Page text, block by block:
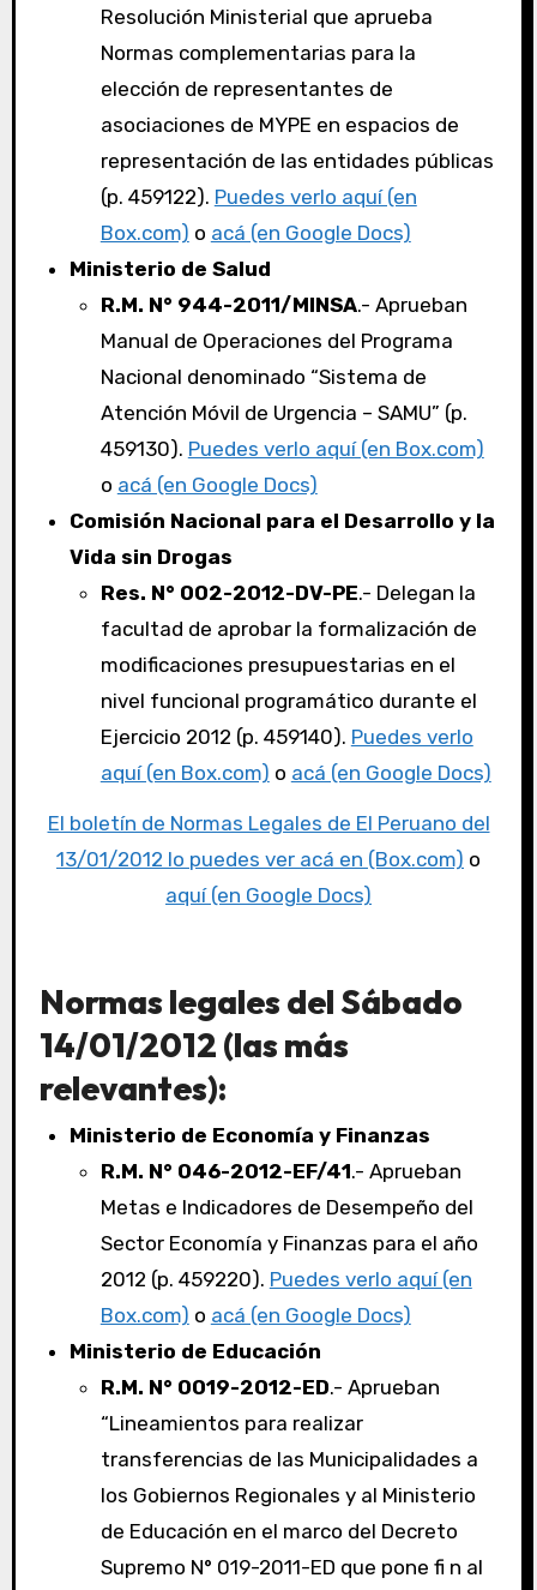
Resolución Ministerial que aprueba
Normas complementarias para la
elección de representantes de
asociaciones de MYPE en espacios de
representación de las entidades públicas
(p. 459122). Puedes verlo aquí (en
Box.com) o acá (en Google Docs)
Ministerio de Salud
R.M. N° 944-2011/MINSA.- Aprueban
Manual de Operaciones del Programa
Nacional denominado “Sistema de
Atención Móvil de Urgencia – SAMU” (p.
459130). Puedes verlo aquí (en Box.com)
o acá (en Google Docs)
Comisión Nacional para el Desarrollo y la
Vida sin Drogas
Res. N° 002-2012-DV-PE.- Delegan la
facultad de aprobar la formalización de
modificaciones presupuestarias en el
nivel funcional programático durante el
Ejercicio 2012 (p. 459140). Puedes verlo
aquí (en Box.com) o acá (en Google Docs)
El boletín de Normas Legales de El Peruano del
13/01/2012 lo puedes ver acá en (Box.com) o
aquí (en Google Docs)
Normas legales del Sábado
14/01/2012 (las más
relevantes):
Ministerio de Economía y Finanzas
R.M. N° 046-2012-EF/41.- Aprueban
Metas e Indicadores de Desempeño del
Sector Economía y Finanzas para el año
2012 (p. 459220). Puedes verlo aquí (en
Box.com) o acá (en Google Docs)
Ministerio de Educación
R.M. N° 0019-2012-ED.- Aprueban
“Lineamientos para realizar
transferencias de las Municipalidades a
los Gobiernos Regionales y al Ministerio
de Educación en el marco del Decreto
Supremo N° 019-2011-ED que pone fi n al